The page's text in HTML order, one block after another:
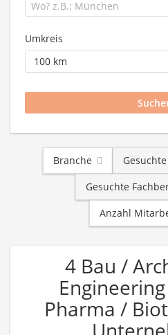
Umkreis
Branche
Gesuchte
Anzahl
4 Bau /
Pharma /